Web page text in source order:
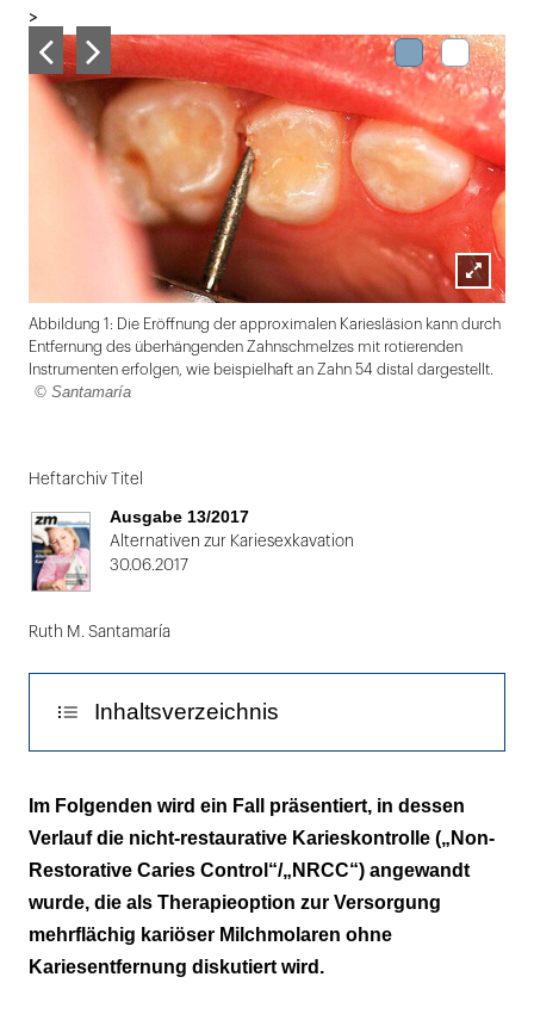
>
Lightbox
öffnen
Abbildung 1: Die Eröffnung der approximalen Kariesläsion kann durch
Entfernung des überhängenden Zahnschmelzes mit rotierenden
Instrumenten erfolgen, wie beispielhaft an Zahn 54 distal dargestellt.
© Santamaría
1
von
2:
Abbildung
Die
Eröffnung
kann
durch
Entfernung
des
überhängenden
Zahnschmelzes
Heftarchiv Titel
Ausgabe 13/2017
Alternativen zur Kariesexkavation
30.06.2017
Ruth M. Santamaría
Inhaltsverzeichnis
Klinischer Befund
Kariesrisikobewertung
Diagnose und Therapie
Diskussion
Im Folgenden wird ein Fall präsentiert, in dessen
Verlauf die nicht-restaurative Karieskontrolle („Non-
Restorative Caries Control“/„NRCC“) angewandt
wurde, die als Therapieoption zur Versorgung
mehrflächig kariöser Milchmolaren ohne
Kariesentfernung diskutiert wird.